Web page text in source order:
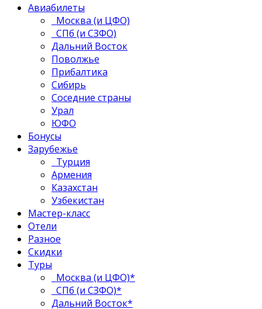
Авиабилеты
Москва (и ЦФО)
СПб (и СЗФО)
Дальний Восток
Поволжье
Прибалтика
Сибирь
Соседние страны
Урал
ЮФО
Бонусы
Зарубежье
Турция
Армения
Казахстан
Узбекистан
Мастер-класс
Отели
Разное
Скидки
Туры
Москва (и ЦФО)*
СПб (и СЗФО)*
Дальний Восток*